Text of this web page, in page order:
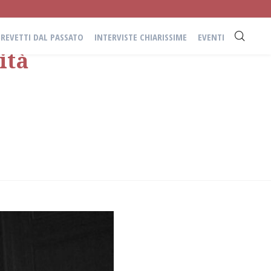
DAL PASSATO INTERVISTE CHIARISSIME EVENTI